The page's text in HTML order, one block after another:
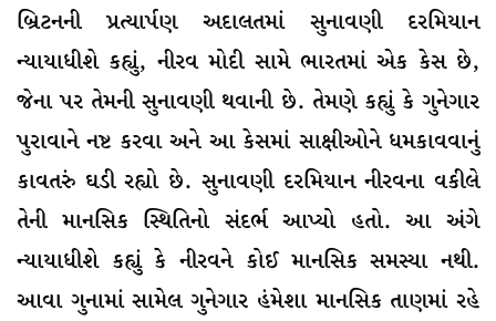
બ્રિટનની પ્રત્યાર્પણ અદાલતમાં સુનાવણી દરમિયાન
ન્યાયાધીશે કહ્યું, નીરવ મોદી સામે ભારતમાં એક કેસ છે,
જેના પર તેમની સુનાવણી થવાની છે. તેમણે કહ્યું કે ગુનેગાર
પુરાવાને નષ્ટ કરવા અને આ કેસમાં સાક્ષીઓને ધમકાવવાનું
કાવતરું ઘડી રહ્યો છે. સુનાવણી દરમિયાન નીરવના વકીલે
તેની માનસિક સ્થિતિનો સંદર્ભ આપ્યો હતો. આ અંગે
ન્યાયાધીશે કહ્યું કે નીરવને કોઈ માનસિક સમસ્યા નથી.
આવા ગુનામાં સામેલ ગુનેગાર હંમેશા માનસિક તાણમાં રહે